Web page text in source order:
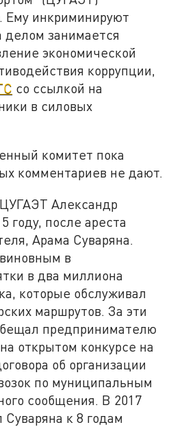
Ему инкриминируют
делом занимается
экономической
коррупции,
со ссылкой на
в силовых
комитет пока
комментариев не дают.
Александр
году, после ареста
Арама Суваряна.
в
в два миллиона
которые обслуживал
маршрутов. За эти
предпринимателю
открытом конкурсе на
об организации
по муниципальным
сообщения. В 2017
Суваряна к 8 годам